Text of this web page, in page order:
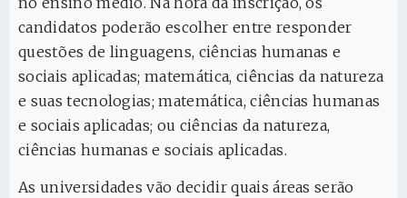
candidatos poderão escolher entre responder
questões de linguagens, ciências humanas e
sociais aplicadas; matemática, ciências da natureza
e suas tecnologias; matemática, ciências humanas
e sociais aplicadas; ou ciências da natureza,
ciências humanas e sociais aplicadas.
As universidades vão decidir quais áreas serão